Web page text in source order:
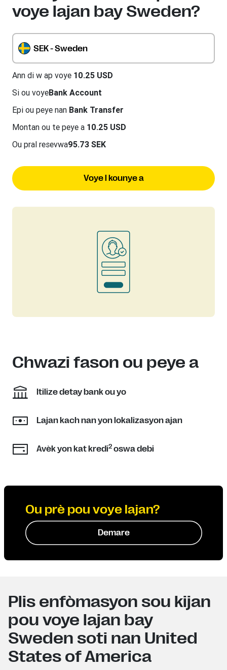
voye lajan bay Sweden?
SEK - Sweden
Ann di w ap voye 10.25 USD
Si ou voyeBank Account
Epi ou peye nan Bank Transfer
Montan ou te peye a 10.25 USD
Ou pral resevwa95.73 SEK
Voye l kounye a
Chwazi fason ou peye a
Itilize detay bank ou yo
Lajan kach nan yon lokalizasyon ajan
Avèk yon kat kredi2 oswa debi
Ou prè pou voye lajan?
Demare
Plis enfòmasyon sou kijan
pou voye lajan bay
Sweden soti nan United
States of America